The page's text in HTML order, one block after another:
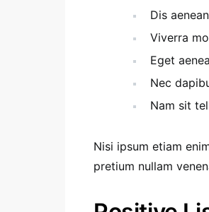
Dis
Viverra
Eget
Nec
Nam sit
Nisi ipsum etiam
pretium nullam